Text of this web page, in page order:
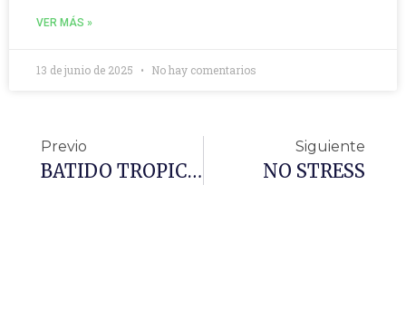
VER MÁS »
13 de junio de 2025 No hay comentarios
Previo
BATIDO TROPICAL BOOST. BIFORM PODER VERDE
Siguiente
NO STRESS